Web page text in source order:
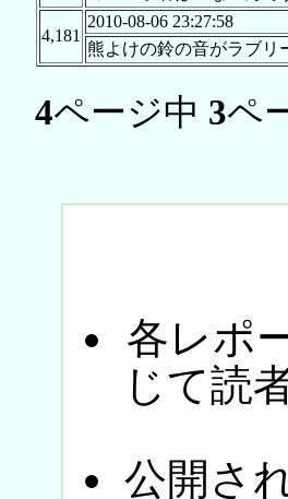
4,181
2010-08-06 23:27:58
熊よけの鈴の音がラブリ
4ページ中 3ペ
各レポ
じて読
公開さ